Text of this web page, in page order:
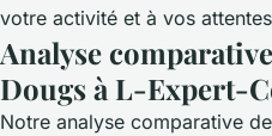
votre activité et à vos
Analyse
Dougs à L-Expert-
Notre analyse comparative de